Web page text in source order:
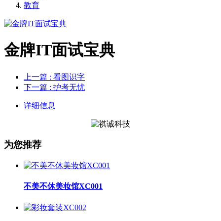
教育
金牌IT面试宝典
上一篇 : 看图识字
下一篇 : 护考无忧
详细信息
为您推荐
不美不休美妆馆XC001